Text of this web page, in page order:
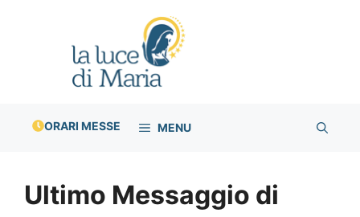
ORARI MESSE MENU
Ultimo Messaggio di